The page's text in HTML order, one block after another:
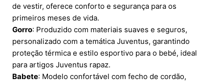
de vestir, oferece conforto e segurança para os
primeiros meses de vida.
Gorro: Produzido com materiais suaves e seguros,
personalizado com a temática Juventus, garantindo
proteção térmica e estilo esportivo para o bebé, ideal
para artigos Juventus rapaz.
Babete: Modelo confortável com fecho de cordão,